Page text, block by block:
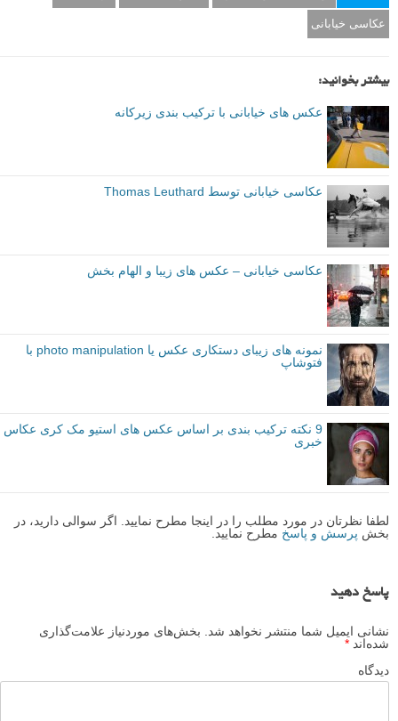
بیشتر ببینید
برای دیدن عکس های بیشتر، مطلب مشابه «
صفحه اینستاگرام اریک کوگان
مایلید عکس های بیشتری از این هنرمند مشاهده نمایید؟ به صفحه اینستاگرام
وی سر بزنید.
instagram.com/erickogan
عکاسی خیابانی
بیشتر بخوانید: